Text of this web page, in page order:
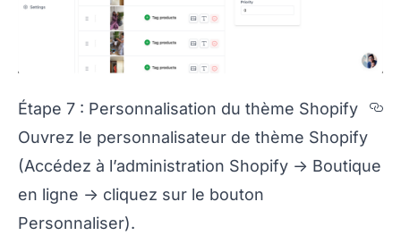
Étape 7 : Personnalisation du thème Shopify
Ouvrez le personnalisateur de thème Shopify
(Accédez à l’administration Shopify -> Boutique
en ligne -> cliquez sur le bouton
Personnaliser).